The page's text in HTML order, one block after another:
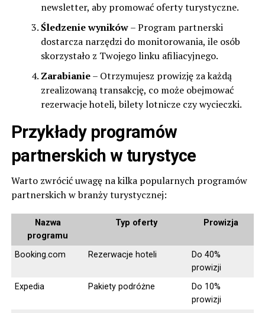
newsletter, aby promować oferty turystyczne.
Śledzenie wyników– Program partnerski
dostarcza narzędzi do monitorowania, ile osób
skorzystało z Twojego linku afiliacyjnego.
Zarabianie– Otrzymujesz prowizję za każdą
zrealizowaną transakcję, co może obejmować
rezerwacje hoteli, bilety lotnicze czy wycieczki.
Przykłady programów
partnerskich w turystyce
Warto zwrócić uwagę na kilka popularnych programów
partnerskich w branży turystycznej:
Nazwa
programu
Typ oferty Prowizja
Booking.com Rezerwacje hoteli
Do 40%
prowizji
Expedia
Pakiety podróżne
Do 10%
prowizji